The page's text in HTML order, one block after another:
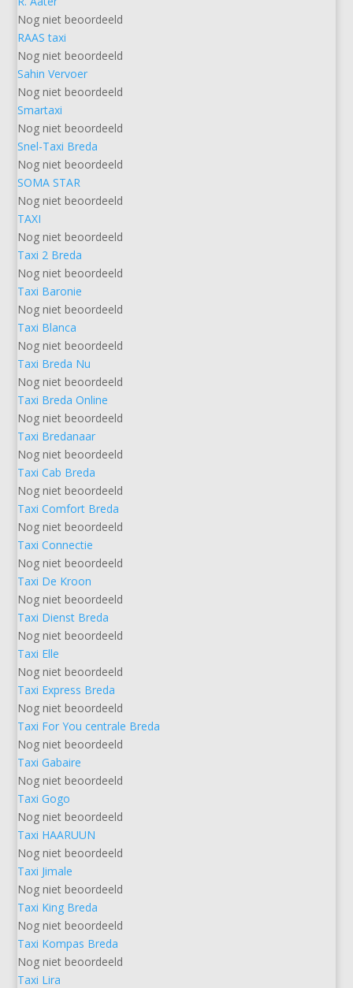
Nog niet beoordeeld
RAAS taxi
Nog niet beoordeeld
Sahin Vervoer
Nog niet beoordeeld
Smartaxi
Nog niet beoordeeld
Snel-Taxi Breda
Nog niet beoordeeld
SOMA STAR
Nog niet beoordeeld
TAXI
Nog niet beoordeeld
Taxi 2 Breda
Nog niet beoordeeld
Taxi Baronie
Nog niet beoordeeld
Taxi Blanca
Nog niet beoordeeld
Taxi Breda Nu
Nog niet beoordeeld
Taxi Breda Online
Nog niet beoordeeld
Taxi Bredanaar
Nog niet beoordeeld
Taxi Cab Breda
Nog niet beoordeeld
Taxi Comfort Breda
Nog niet beoordeeld
Taxi Connectie
Nog niet beoordeeld
Taxi De Kroon
Nog niet beoordeeld
Taxi Dienst Breda
Nog niet beoordeeld
Taxi Elle
Nog niet beoordeeld
Taxi Express Breda
Nog niet beoordeeld
Taxi For You centrale Breda
Nog niet beoordeeld
Taxi Gabaire
Nog niet beoordeeld
Taxi Gogo
Nog niet beoordeeld
Taxi HAARUUN
Nog niet beoordeeld
Taxi Jimale
Nog niet beoordeeld
Taxi King Breda
Nog niet beoordeeld
Taxi Kompas Breda
Nog niet beoordeeld
Taxi Lira